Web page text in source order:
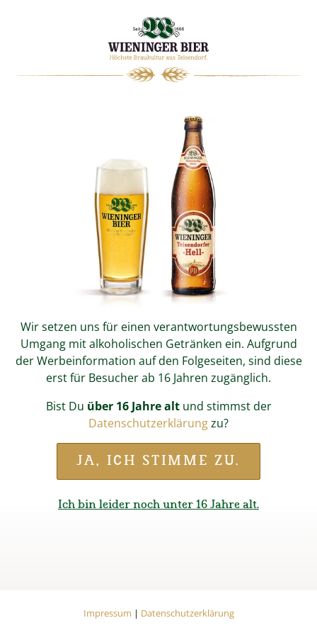
WIENINGERMAGAZIN
Start Magazin Wieninger BierWerkstatt
Wieninger BierWerkstatt
selbst zu brauen, wer ungewöhnliche
Wir setzen uns für einen verantwortungsbewussten
Umgang mit alkoholischen Getränken ein. Aufgrund
der Werbeinformation auf den Folgeseiten, sind diese
erst für Besucher ab 16 Jahren zugänglich.
Bist Du über 16 Jahre altund stimmst der
Datenschutzerklärungzu?
JA, ICH STIMME ZU.
Ich bin leider noch unter 16 Jahre alt.
Impressum | Datenschutzerklärung